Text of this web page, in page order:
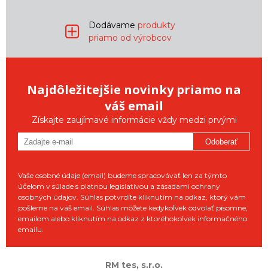
Dodávame produkty
priamo od výrobcov
Najdôležitejšie novinky priamo na
váš email
Získajte zaujímavé informácie vždy medzi prvými
Odoberať
Vaše osobné údaje (email) budeme spracovávať len za týmto
účelom v súlade s platnou legislatívou a zásadami ochrany
osobných údajov. Súhlas potvrdíte kliknutím na odkaz, ktorý vám
pošleme na váš email. Súhlas môžete kedykoľvek odvolať písomne,
emailom alebo kliknutím na odkaz z ktoréhokoľvek informačného
emailu.
RM tes, s.r.o.